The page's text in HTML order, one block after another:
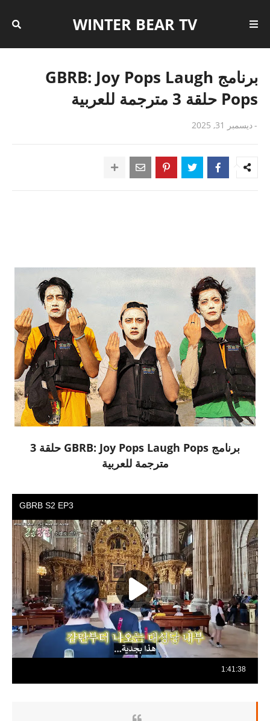
WINTER BEAR TV
برنامج GBRB: Joy Pops Laugh
Pops حلقة 3 مترجمة للعربية
-ديسمبر 31, 2025
برنامج GBRB: Joy Pops Laugh Pops حلقة 3
مترجمة للعربية